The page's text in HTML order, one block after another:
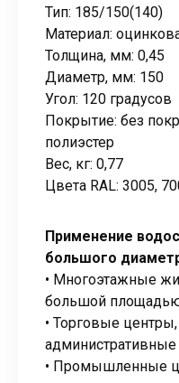
Тип: 185/150(140)
Материал:
Толщина, мм: 0,45
Диаметр, мм: 150
Угол: 120 градусов
Покрытие: без
полиэстер
Вес, кг: 0,77
Цвета RAL: 3005,
Применение
большого
• Многоэтажные
большой
• Торговые
административные
• Промышленные